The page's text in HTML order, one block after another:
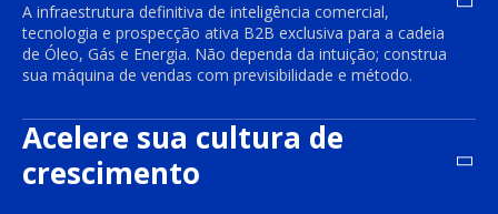
A infraestrutura definitiva de inteligência comercial,
tecnologia e prospecção ativa B2B exclusiva para a cadeia
de Óleo, Gás e Energia. Não dependa da intuição; construa
sua máquina de vendas com previsibilidade e método.
Acelere sua cultura de
crescimento